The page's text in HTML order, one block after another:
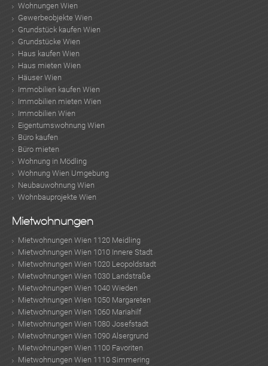
Wohnungen Wien
Gewerbeobjekte Wien
Grundstück kaufen Wien
Grundstücke Wien
Haus kaufen Wien
Haus mieten Wien
Häuser Wien
Immobilien kaufen Wien
Immobilien mieten Wien
Immobilien Wien
Eigentumswohnung Wien
Büro kaufen
Büro mieten
Wohnung in Mödling
Wohnung Wien Umgebung
Neubauwohnung Wien
Wohnbauprojekte Wien
Mietwohnungen
Mietwohnungen Wien 1120 Meidling
Mietwohnungen Wien 1010 Innere Stadt
Mietwohnungen Wien 1020 Leopoldstadt
Mietwohnungen Wien 1030 Landstraße
Mietwohnungen Wien 1040 Wieden
Mietwohnungen Wien 1050 Margareten
Mietwohnungen Wien 1060 Mariahilf
Mietwohnungen Wien 1080 Josefstadt
Mietwohnungen Wien 1090 Alsergrund
Mietwohnungen Wien 1100 Favoriten
Mietwohnungen Wien 1110 Simmering